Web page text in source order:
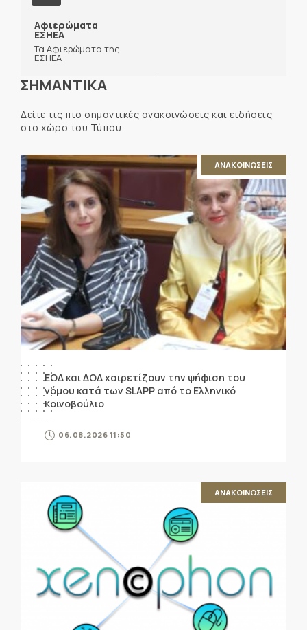
Αφιερώματα
ΕΣΗΕΑ
Τα Αφιερώματα της
ΕΣΗΕΑ
ΣΗΜΑΝΤΙΚΑ
Δείτε τις πιο σημαντικές ανακοινώσεις και ειδήσεις
στο χώρο του Τύπου.
ΑΝΑΚΟΙΝΩΣΕΙΣ
ΕΟΔ και ΔΟΔ χαιρετίζουν την ψήφιση του
νόμου κατά των SLAPP από το Ελληνικό
Κοινοβούλιο
06.08.2026 11:50
ΑΝΑΚΟΙΝΩΣΕΙΣ